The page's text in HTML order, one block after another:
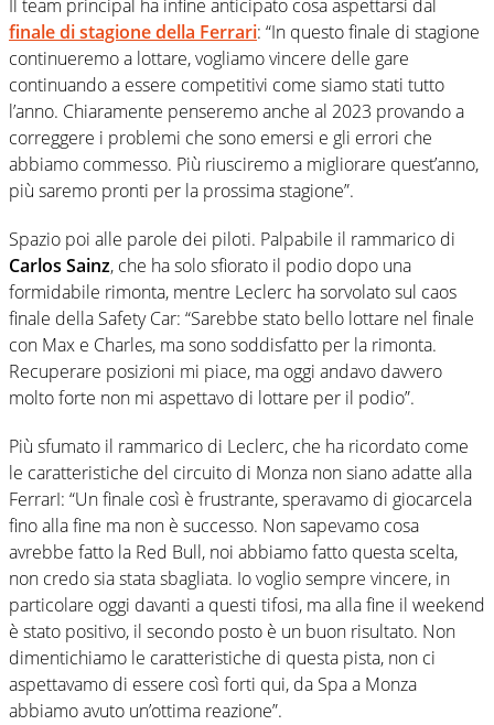
Il team principal ha infine anticipato cosa aspettarsi dal
finale di stagione della Ferrari: “In questo finale di stagione
continueremo a lottare, vogliamo vincere delle gare
continuando a essere competitivi come siamo stati tutto
l’anno. Chiaramente penseremo anche al 2023 provando a
correggere i problemi che sono emersi e gli errori che
abbiamo commesso. Più riusciremo a migliorare quest’anno,
più saremo pronti per la prossima stagione”.
Spazio poi alle parole dei piloti. Palpabile il rammarico di
Carlos Sainz, che ha solo sfiorato il podio dopo una
formidabile rimonta, mentre Leclerc ha sorvolato sul caos
finale della Safety Car: “Sarebbe stato bello lottare nel finale
con Max e Charles, ma sono soddisfatto per la rimonta.
Recuperare posizioni mi piace, ma oggi andavo davvero
molto forte non mi aspettavo di lottare per il podio”.
Più sfumato il rammarico di Leclerc, che ha ricordato come
le caratteristiche del circuito di Monza non siano adatte alla
FerrarI: “Un finale così è frustrante, speravamo di giocarcela
fino alla fine ma non è successo. Non sapevamo cosa
avrebbe fatto la Red Bull, noi abbiamo fatto questa scelta,
non credo sia stata sbagliata. Io voglio sempre vincere, in
particolare oggi davanti a questi tifosi, ma alla fine il weekend
è stato positivo, il secondo posto è un buon risultato. Non
dimentichiamo le caratteristiche di questa pista, non ci
aspettavamo di essere così forti qui, da Spa a Monza
abbiamo avuto un’ottima reazione”.